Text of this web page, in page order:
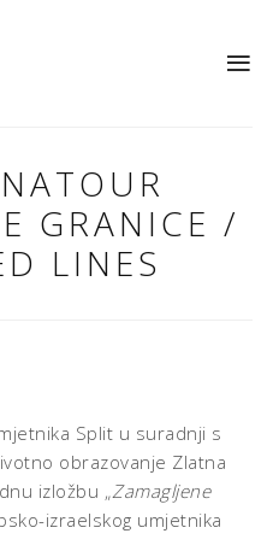
GRANICE /
LINES
Split u suradnji s
obrazovanje Zlatna
izložbu „Zamagljene
izraelskog umjetnika